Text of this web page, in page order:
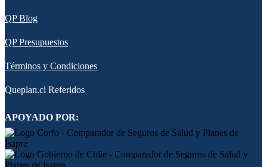
QP Blog
QP Presupuestos
Términos y Condiciones
Queplan.cl Referidos
APOYADO POR: